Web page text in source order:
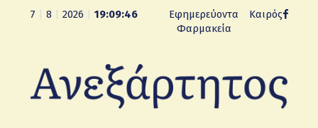
7 8 2026 19:09:47
Εφημερεύοντα
Φαρμακεία
Καιρός